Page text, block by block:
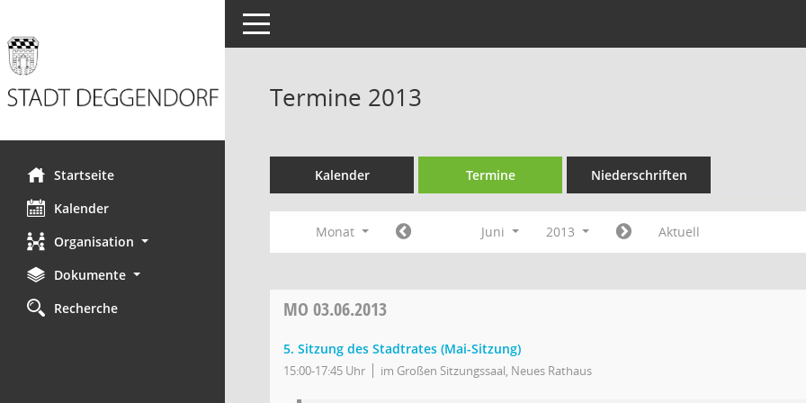
Startseite
Kalender
Organisation
Dokumente
Recherche
Toggle navigation
Termine 2013
Kalender Termine Niederschriften
Monat Juni 2013 Aktuell
MO 03.06.2013
5. Sitzung des Stadtrates (Mai-Sitzung)
15:00-17:45 Uhr im Großen Sitzungssaal, Neues Rathaus